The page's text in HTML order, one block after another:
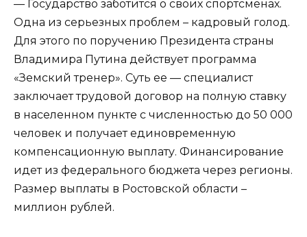
— Государство заботится о своих спортсменах.
Одна из серьезных проблем – кадровый голод.
Для этого по поручению Президента страны
Владимира Путина действует программа
«Земский тренер». Суть ее — специалист
заключает трудовой договор на полную ставку
в населенном пункте с численностью до 50 000
человек и получает единовременную
компенсационную выплату. Финансирование
идет из федерального бюджета через регионы.
Размер выплаты в Ростовской области –
миллион рублей.